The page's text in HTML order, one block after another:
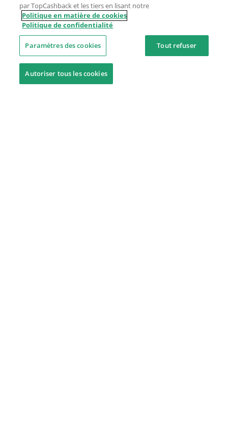
par TopCashback et les tiers en lisant notre
Politique en matière de cookies
Politique de confidentialité
Paramètres des cookies Tout refuser
Autoriser tous les cookies